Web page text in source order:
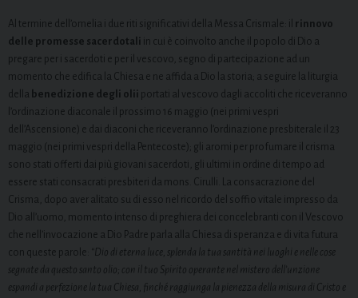
Al termine dell’omelia i due riti significativi della Messa Crismale: il rinnovo
delle promesse sacerdotali in cui è coinvolto anche il popolo di Dio a
pregare per i sacerdoti e per il vescovo, segno di partecipazione ad un
momento che edifica la Chiesa e ne affida a Dio la storia; a seguire la liturgia
della benedizione degli olii portati al vescovo dagli accoliti che riceveranno
l’ordinazione diaconale il prossimo 16 maggio (nei primi vespri
dell’Ascensione) e dai diaconi che riceveranno l’ordinazione presbiterale il 23
maggio (nei primi vespri della Pentecoste); gli aromi per profumare il crisma
sono stati offerti dai più giovani sacerdoti, gli ultimi in ordine di tempo ad
essere stati consacrati presbiteri da mons. Cirulli. La consacrazione del
Crisma, dopo aver alitato su di esso nel ricordo del soffio vitale impresso da
Dio all’uomo, momento intenso di preghiera dei concelebranti con il Vescovo
che nell’invocazione a Dio Padre parla alla Chiesa di speranza e di vita futura
con queste parole: “Dio di eterna luce, splenda la tua santità nei luoghi e nelle cose
segnate da questo santo olio; con il tuo Spirito operante nel mistero dell’unzione
espandi a perfezione la tua Chiesa, finché raggiunga la pienezza della misura di Cristo e